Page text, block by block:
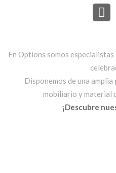
En Options somos
Disponemos de una
mobiliario y material
¡Descubre